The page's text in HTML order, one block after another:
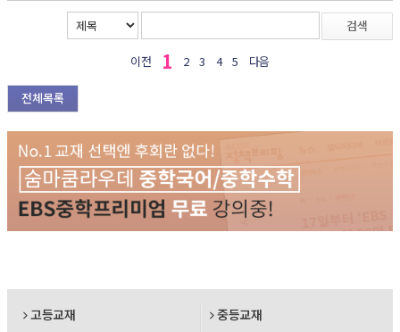
검색
이전 1 2 3 4 5 다음
전체목록
고등교재 중등교재